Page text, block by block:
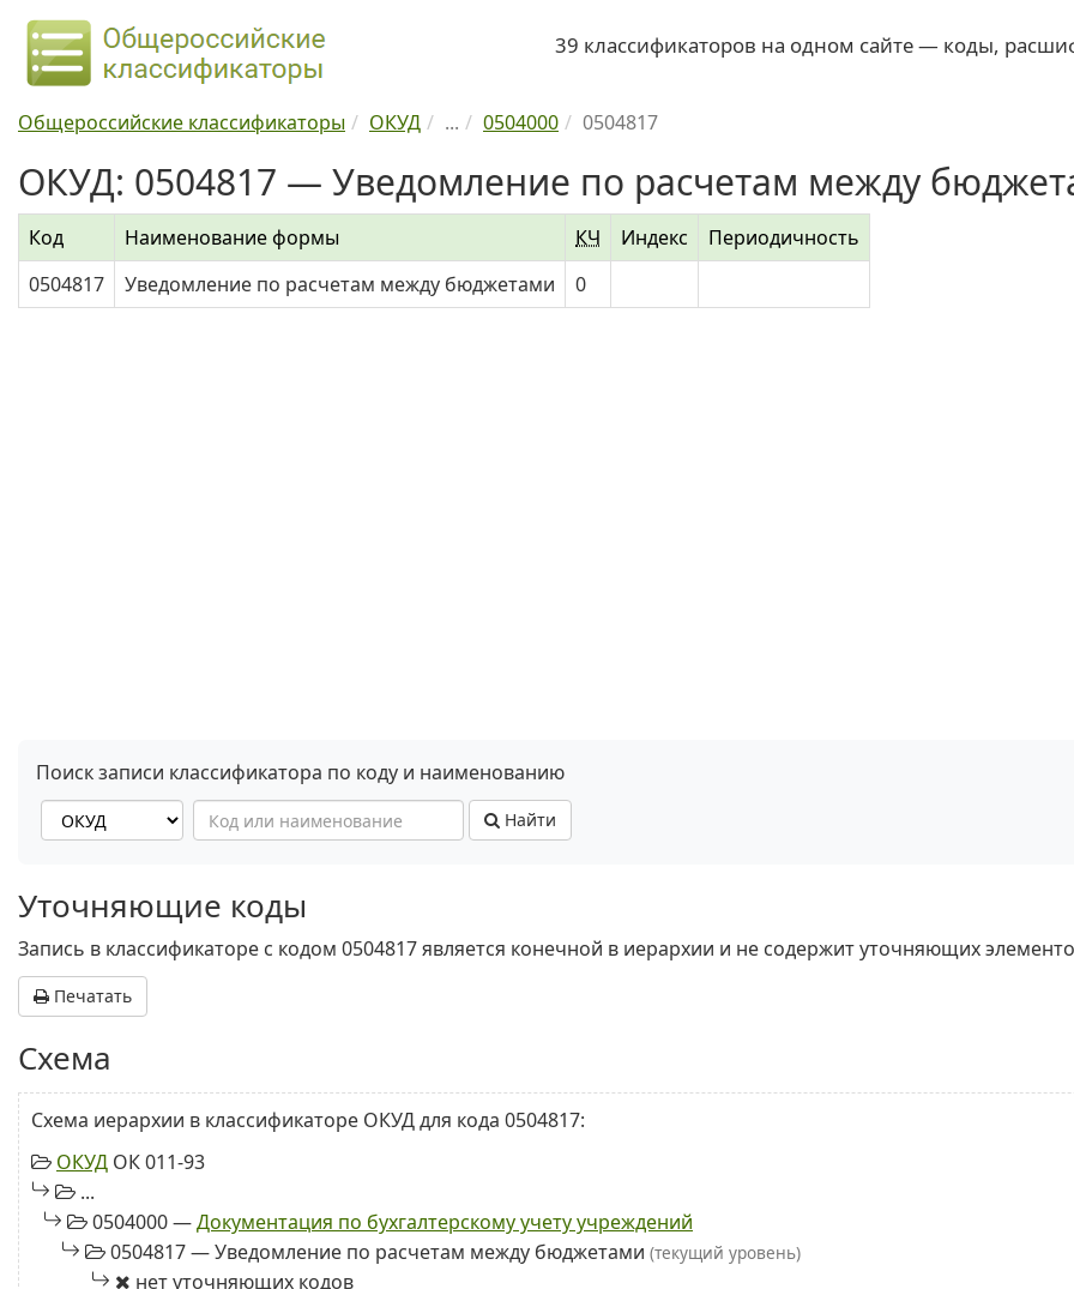
39 классификаторов на одном сайте — коды,
Общероссийские классификаторы ОКУД ... 0504000 0504817
ОКУД: 0504817 — Уведомление по расчетам между
Код Наименование формы КЧ Индекс
Периодичность
0504817
Уведомление по расчетам между бюджетами 0
Поиск записи классификатора по коду и наименованию
Найти
Уточняющие коды
Запись в классификаторе с кодом 0504817 является конечной в иерархии и не содержит уточняющих
Печатать
Схема
Схема иерархии в классификаторе ОКУД для кода 0504817:
ОКУД ОК 011-93
...
0504000 —Документация по бухгалтерскому учету учреждений
0504817 — Уведомление по расчетам между бюджетами (текущий уровень)
нет уточняющих кодов